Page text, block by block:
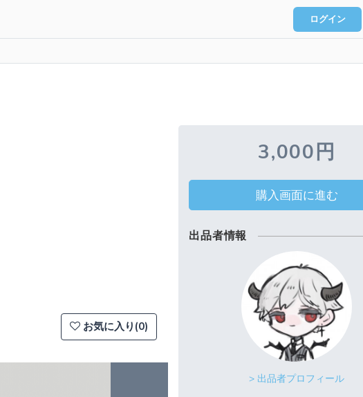
ログイン
お気に入り(0)
3,000円
購入画面に進む
出品者情報
> 出品者プロフィール